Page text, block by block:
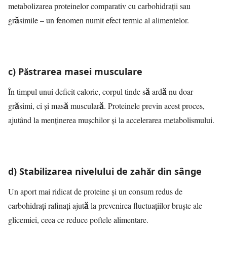
metabolizarea proteinelor comparativ cu carbohidrații sau
grăsimile – un fenomen numit efect termic al alimentelor.
c) Păstrarea masei musculare
În timpul unui deficit caloric, corpul tinde să ardă nu doar
grăsimi, ci și masă musculară. Proteinele previn acest proces,
ajutând la menținerea mușchilor și la accelerarea metabolismului.
d) Stabilizarea nivelului de zahăr din sânge
Un aport mai ridicat de proteine și un consum redus de
carbohidrați rafinați ajută la prevenirea fluctuațiilor bruște ale
glicemiei, ceea ce reduce poftele alimentare.